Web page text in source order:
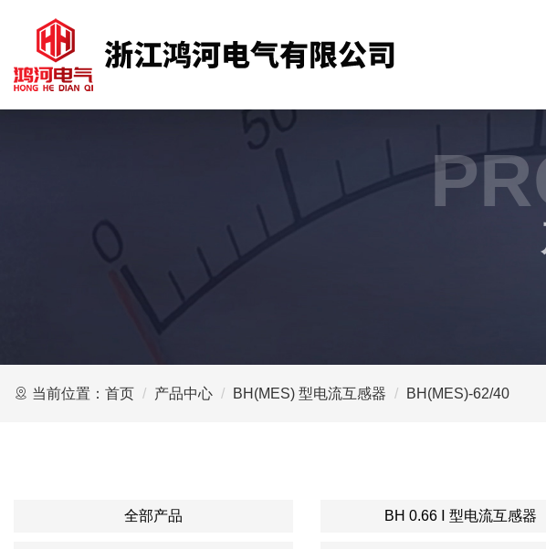
当前位置： 首页 产品中心 BH(MES) 型电流互感器 BH(MES)-62/40
全部产品 BH 0.66 Ⅰ 型电流互感器